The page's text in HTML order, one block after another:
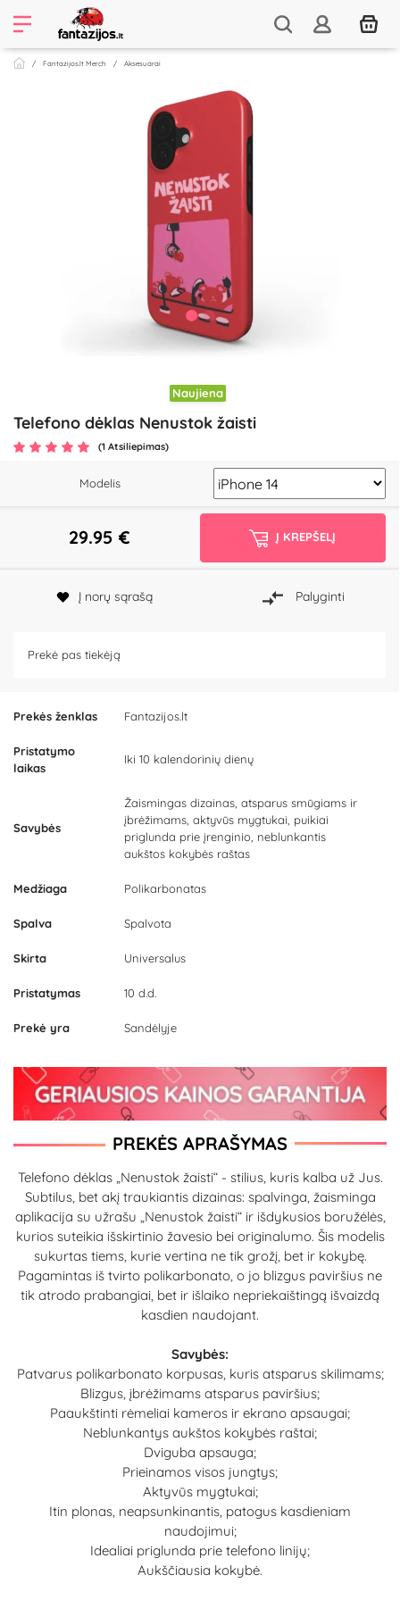
Fantazijos.lt Merch Aksesuarai
Naujiena
Telefono dėklas Nenustok žaisti
(1 Atsiliepimas)
Prekės ženklas Fantazijos.lt
Pristatymo
laikas
Iki 10 kalendorinių dienų
Savybės
Žaismingas dizainas, atsparus smūgiams ir
įbrėžimams, aktyvūs mygtukai, puikiai
priglunda prie įrenginio, neblunkantis
aukštos kokybės raštas
Medžiaga Polikarbonatas
Spalva Spalvota
Skirta Universalus
Pristatymas 10 d.d.
Prekė yra Sandėlyje
Modelis
29.95 € Į KREPŠELĮ
Į norų sąrašą Palyginti
Prekė pas tiekėją
PREKĖS APRAŠYMAS
Telefono dėklas „Nenustok žaisti“ - stilius, kuris kalba už Jus.
Subtilus, bet akį traukiantis dizainas: spalvinga, žaisminga
aplikacija su užrašu „Nenustok žaisti“ ir išdykusios boružėlės,
kurios suteikia išskirtinio žavesio bei originalumo. Šis modelis
sukurtas tiems, kurie vertina ne tik grožį, bet ir kokybę.
Pagamintas iš tvirto polikarbonato, o jo blizgus paviršius ne
tik atrodo prabangiai, bet ir išlaiko nepriekaištingą išvaizdą
kasdien naudojant.
Savybės:
Patvarus polikarbonato korpusas, kuris atsparus skilimams;
Blizgus, įbrėžimams atsparus paviršius;
Paaukštinti rėmeliai kameros ir ekrano apsaugai;
Neblunkantys aukštos kokybės raštai;
Dviguba apsauga;
Prieinamos visos jungtys;
Aktyvūs mygtukai;
Itin plonas, neapsunkinantis, patogus kasdieniam
naudojimui;
Idealiai priglunda prie telefono linijų;
Aukščiausia kokybė.